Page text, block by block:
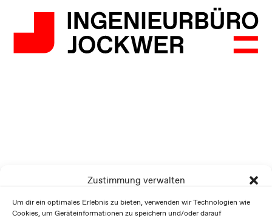
Zustimmung verwalten
Um dir ein optimales Erlebnis zu bieten, verwenden wir Technologien wie
Cookies, um Geräteinformationen zu speichern und/oder darauf